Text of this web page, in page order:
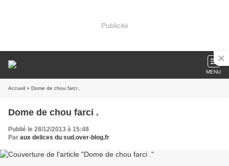
Publicité
MENU
Accueil » Dome de chou farci .
Dome de chou farci .
Publié le 28/12/2013 à 15:48
Par aux delices du sud.over-blog.fr